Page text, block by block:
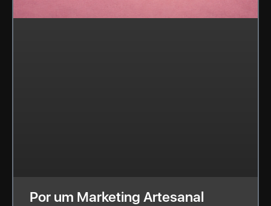
Por um Marketing Artesanal